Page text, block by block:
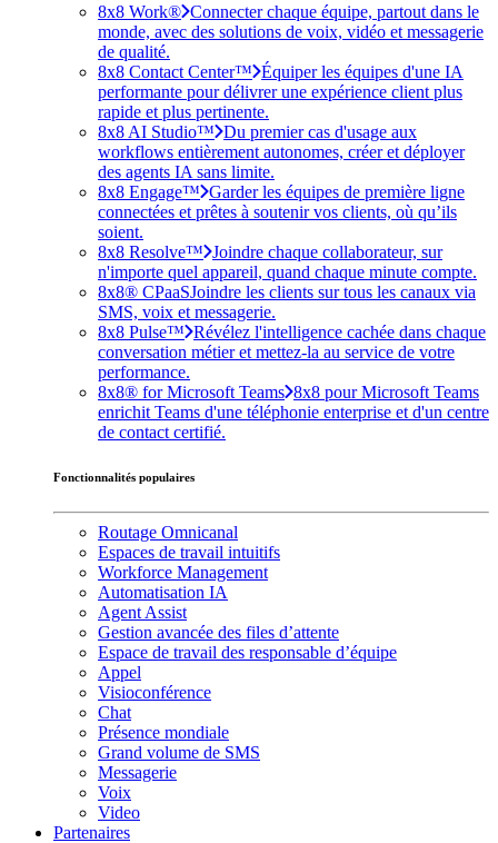
8x8 Work® Connecter chaque équipe, partout dans le
monde, avec des solutions de voix, vidéo et messagerie
de qualité.
8x8 Contact Center™ Équiper les équipes d'une IA
performante pour délivrer une expérience client plus
rapide et plus pertinente.
8x8 AI Studio™ Du premier cas d'usage aux
workflows entièrement autonomes, créer et déployer
des agents IA sans limite.
8x8 Engage™ Garder les équipes de première ligne
connectées et prêtes à soutenir vos clients, où qu’ils
soient.
8x8 Resolve™ Joindre chaque collaborateur, sur
n'importe quel appareil, quand chaque minute compte.
8x8® CPaaSJoindre les clients sur tous les canaux via
SMS, voix et messagerie.
8x8 Pulse™ Révélez l'intelligence cachée dans chaque
conversation métier et mettez-la au service de votre
performance.
8x8® for Microsoft Teams 8x8 pour Microsoft Teams
enrichit Teams d'une téléphonie enterprise et d'un centre
de contact certifié.
Fonctionnalités populaires
Routage Omnicanal
Espaces de travail intuitifs
Workforce Management
Automatisation IA
Agent Assist
Gestion avancée des files d’attente
Espace de travail des responsable d’équipe
Appel
Visioconférence
Chat
Présence mondiale
Grand volume de SMS
Messagerie
Voix
Video
Partenaires